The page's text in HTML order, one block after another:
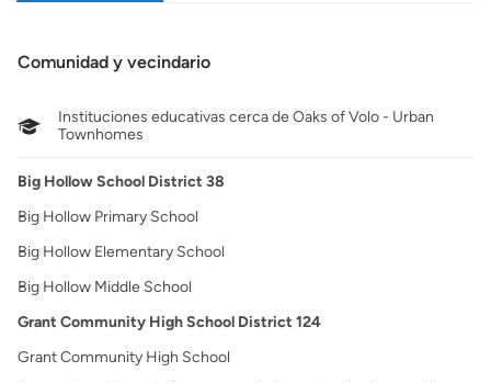
Comunidad y vecindario
Instituciones educativas cerca de Oaks of Volo - Urban
Townhomes
Big Hollow School District 38
Big Hollow Primary School
Big Hollow Elementary School
Big Hollow Middle School
Grant Community High School District 124
Grant Community High School